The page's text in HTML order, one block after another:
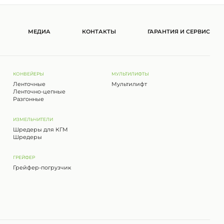
МЕДИА КОНТАКТЫ ГАРАНТИЯ И СЕРВИС
КОНВЕЙЕРЫ
Ленточные
Ленточно-цепные
Разгонные
ИЗМЕЛЬЧИТЕЛИ
Шредеры для КГМ
Шредеры
ГРЕЙФЕР
Грейфер-погрузчик
МУЛЬТИЛИФТЫ
Мультилифт